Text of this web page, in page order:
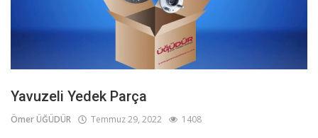
Yavuzeli Yedek Parça
Ömer ÜĞÜDÜR Temmuz 29, 2022 1408